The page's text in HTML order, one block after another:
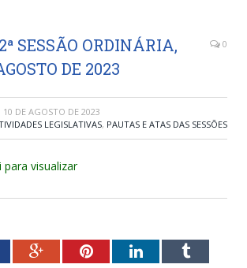
SESSÃO ORDINÁRIA,
DE 2023
0
10 DE AGOSTO DE 2023
LEGISLATIVAS, PAUTAS E ATAS DAS SESSÕES
para visualizar
Google+PinterestLinkedInTumblr